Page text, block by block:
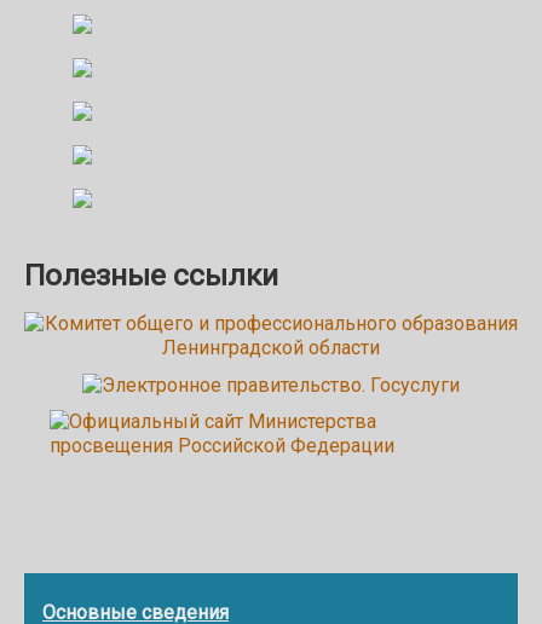
Полезные ссылки
Основные сведения